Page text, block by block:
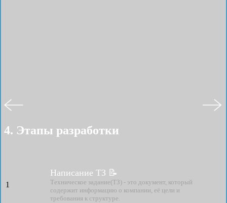
4. Этапы разработки
1
Написание ТЗ 📝
Техническое задание(ТЗ) - это документ, который
содержит информацию о компании, её цели и
требования к структуре.